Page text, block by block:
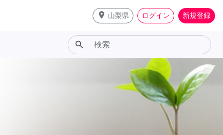
place 山梨県 ログイン 新規登録
search